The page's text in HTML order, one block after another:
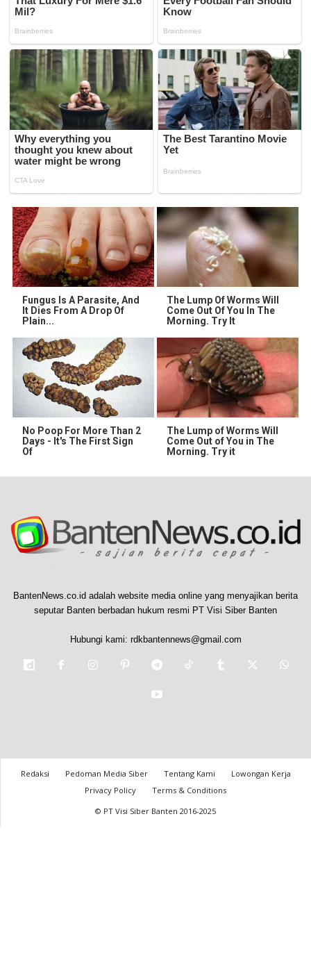
Fungus Is A Parasite, And
It Dies From A Drop Of
Plain...
The Lump Of Worms Will
Come Out Of You In The
Morning. Try It
No Poop For More Than 2
Days - It's The First Sign
Of
The Lump of Worms Will
Come Out of You in The
Morning. Try it
BantenNews.co.id adalah website media online yang menyajikan berita
seputar Banten berbadan hukum resmi PT Visi Siber Banten
Hubungi kami: rdkbantennews@gmail.com
Redaksi Pedoman Media Siber Tentang Kami
Lowongan Kerja
Privacy Policy
Terms & Conditions
© PT Visi Siber Banten 2016-2025